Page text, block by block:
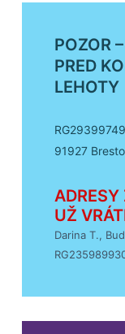
POZOR
PRED
LEHOTY
91927
UŽ
Darina T.,